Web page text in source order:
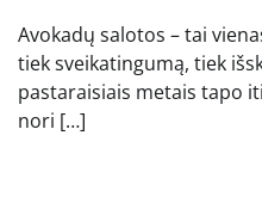
Avokadų salotos – tai
tiek sveikatingumą, tiek
pastaraisiais metais tapo
nori […]